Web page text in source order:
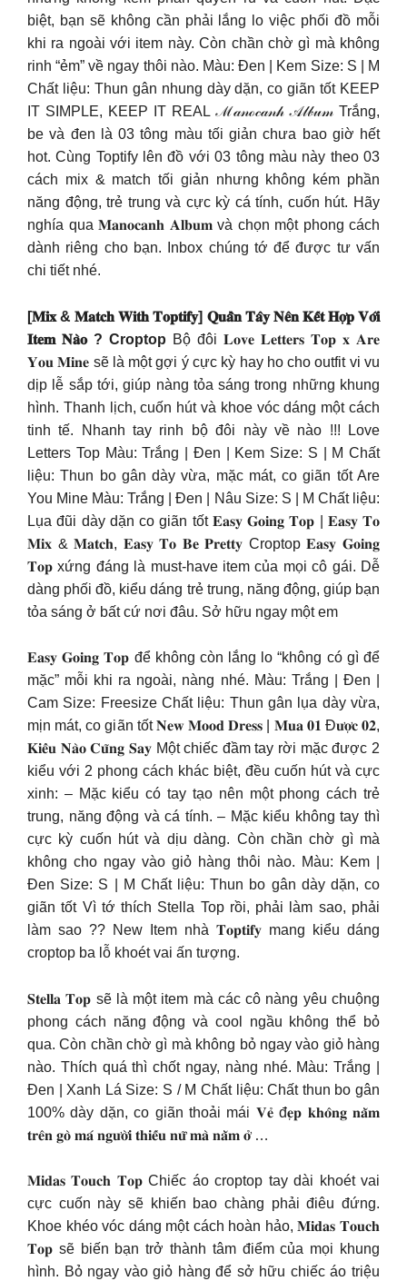
biệt, bạn sẽ không cần phải lắng lo việc phối đồ mỗi
khi ra ngoài với item này. Còn chần chờ gì mà không
rinh “ẻm” về ngay thôi nào. Màu: Đen | Kem Size: S | M
Chất liệu: Thun gân nhung dày dặn, co giãn tốt KEEP
IT SIMPLE, KEEP IT REAL ℳ𝒶𝓃ℴ𝒸𝒶𝓃𝒽 𝒜𝓁𝒷𝓊𝓂 Trắng,
be và đen là 03 tông màu tối giản chưa bao giờ hết
hot. Cùng Toptify lên đồ với 03 tông màu này theo 03
cách mix & match tối giản nhưng không kém phần
năng động, trẻ trung và cực kỳ cá tính, cuốn hút. Hãy
nghía qua 𝐌𝐚𝐧𝐨𝐜𝐚𝐧𝐡 𝐀𝐥𝐛𝐮𝐦 và chọn một phong cách
dành riêng cho bạn. Inbox chúng tớ để được tư vấn
chi tiết nhé.
[𝐌𝐢𝐱 & 𝐌𝐚𝐭𝐜𝐡 𝐖𝐢𝐭𝐡 𝐓𝐨𝐩𝐭𝐢𝐟𝐲] 𝐐𝐮𝐚̂̀𝐧 𝐓𝐚̂𝐲 𝐍𝐞̂𝐧 𝐊𝐞̂́𝐭 𝐇𝐨̛̣𝐩 𝐕𝐨̛́𝐢
𝐈𝐭𝐞𝐦 𝐍𝐚̀𝐨 ? Croptop Bộ đôi 𝐋𝐨𝐯𝐞 𝐋𝐞𝐭𝐭𝐞𝐫𝐬 𝐓𝐨𝐩 𝐱 𝐀𝐫𝐞
𝐘𝐨𝐮 𝐌𝐢𝐧𝐞 sẽ là một gợi ý cực kỳ hay ho cho outfit vi vu
dịp lễ sắp tới, giúp nàng tỏa sáng trong những khung
hình. Thanh lịch, cuốn hút và khoe vóc dáng một cách
tinh tế. Nhanh tay rinh bộ đôi này về nào !!! Love
Letters Top Màu: Trắng | Đen | Kem Size: S | M Chất
liệu: Thun bo gân dày vừa, mặc mát, co giãn tốt Are
You Mine Màu: Trắng | Đen | Nâu Size: S | M Chất liệu:
Lụa đũi dày dặn co giãn tốt 𝐄𝐚𝐬𝐲 𝐆𝐨𝐢𝐧𝐠 𝐓𝐨𝐩 | 𝐄𝐚𝐬𝐲 𝐓𝐨
𝐌𝐢𝐱 & 𝐌𝐚𝐭𝐜𝐡, 𝐄𝐚𝐬𝐲 𝐓𝐨 𝐁𝐞 𝐏𝐫𝐞𝐭𝐭𝐲 Croptop 𝐄𝐚𝐬𝐲 𝐆𝐨𝐢𝐧𝐠
𝐓𝐨𝐩 xứng đáng là must-have item của mọi cô gái. Dễ
dàng phối đồ, kiểu dáng trẻ trung, năng động, giúp bạn
tỏa sáng ở bất cứ nơi đâu. Sở hữu ngay một em
𝐄𝐚𝐬𝐲 𝐆𝐨𝐢𝐧𝐠 𝐓𝐨𝐩 để không còn lắng lo “không có gì để
mặc” mỗi khi ra ngoài, nàng nhé. Màu: Trắng | Đen |
Cam Size: Freesize Chất liệu: Thun gân lụa dày vừa,
mịn mát, co giãn tốt 𝐍𝐞𝐰 𝐌𝐨𝐨𝐝 𝐃𝐫𝐞𝐬𝐬 | 𝐌𝐮𝐚 𝟎𝟏 Đ𝐮̛𝐨̛̣𝐜 𝟎𝟐,
𝐊𝐢𝐞̂̉𝐮 𝐍𝐚̀𝐨 𝐂𝐮̃𝐧𝐠 𝐒𝐚𝐲 Một chiếc đầm tay rời mặc được 2
kiểu với 2 phong cách khác biệt, đều cuốn hút và cực
xinh: – Mặc kiểu có tay tạo nên một phong cách trẻ
trung, năng động và cá tính. – Mặc kiểu không tay thì
cực kỳ cuốn hút và dịu dàng. Còn chần chờ gì mà
không cho ngay vào giỏ hàng thôi nào. Màu: Kem |
Đen Size: S | M Chất liệu: Thun bo gân dày dặn, co
giãn tốt Vì tớ thích Stella Top rồi, phải làm sao, phải
làm sao ?? New Item nhà 𝐓𝐨𝐩𝐭𝐢𝐟𝐲 mang kiểu dáng
croptop ba lỗ khoét vai ấn tượng.
𝐒𝐭𝐞𝐥𝐥𝐚 𝐓𝐨𝐩 sẽ là một item mà các cô nàng yêu chuộng
phong cách năng động và cool ngầu không thể bỏ
qua. Còn chần chờ gì mà không bỏ ngay vào giỏ hàng
nào. Thích quá thì chốt ngay, nàng nhé. Màu: Trắng |
Đen | Xanh Lá Size: S / M Chất liệu: Chất thun bo gân
100% dày dặn, co giãn thoải mái 𝐕𝐞̉ đ𝐞̣𝐩 𝐤𝐡𝐨̂𝐧𝐠 𝐧𝐚̆̀𝐦
𝐭𝐫𝐞̂𝐧 𝐠𝐨̀ 𝐦𝐚́ 𝐧𝐠𝐮̛𝐨̛̀𝐢 𝐭𝐡𝐢𝐞̂́𝐮 𝐧𝐮̛̃ 𝐦𝐚̀ 𝐧𝐚̆̀𝐦 𝐨̛̉ …
𝐌𝐢𝐝𝐚𝐬 𝐓𝐨𝐮𝐜𝐡 𝐓𝐨𝐩 Chiếc áo croptop tay dài khoét vai
cực cuốn này sẽ khiến bao chàng phải điêu đứng.
Khoe khéo vóc dáng một cách hoàn hảo, 𝐌𝐢𝐝𝐚𝐬 𝐓𝐨𝐮𝐜𝐡
𝐓𝐨𝐩 sẽ biến bạn trở thành tâm điểm của mọi khung
hình. Bỏ ngay vào giỏ hàng để sở hữu chiếc áo triệu